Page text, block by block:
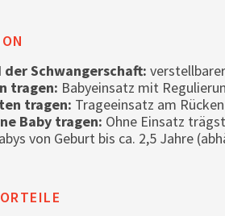
der Schwangerschaft:
tragen: Babyeinsatz mit
tragen: Trageeinsatz am
Baby tragen: Ohne Einsatz
von Geburt bis ca. 2,5 Jahre